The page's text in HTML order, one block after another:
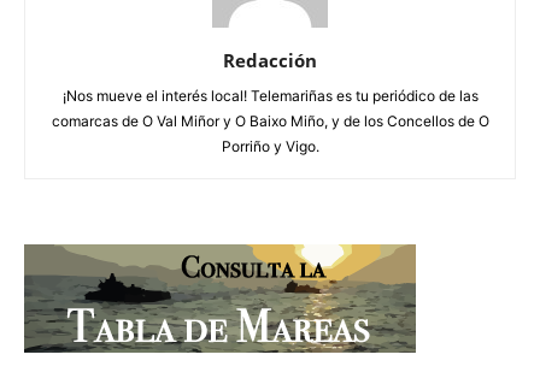
Redacción
¡Nos mueve el interés local! Telemariñas es tu periódico de las
comarcas de O Val Miñor y O Baixo Miño, y de los Concellos de O
Porriño y Vigo.